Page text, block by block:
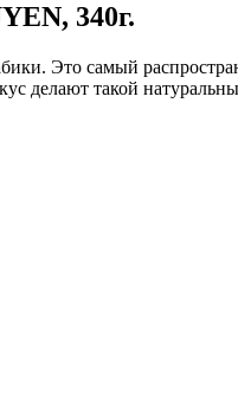
340г.
Это самый
такой